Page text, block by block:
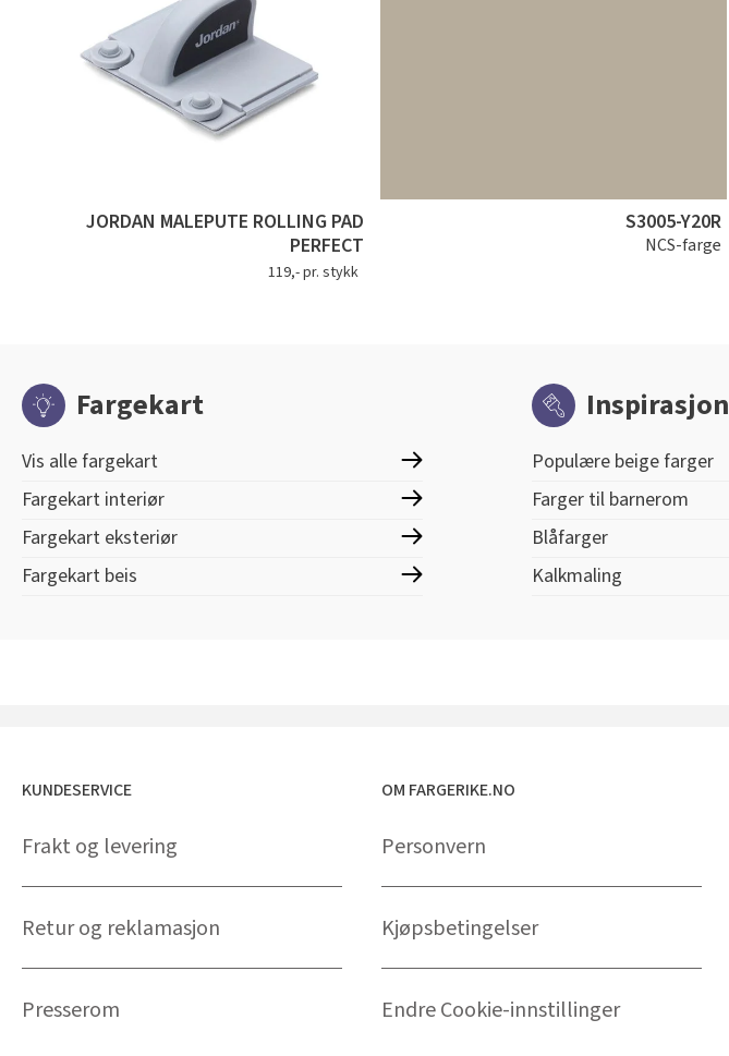
JORDAN MALEPUTE ROLLING PAD
PERFECT
119,- pr. stykk
S3005-Y20R
NCS-farge
Fargekart
Vis alle fargekart
Fargekart interiør
Fargekart eksteriør
Fargekart beis
Inspirasjon
Populære beige farger
Farger til barnerom
Blåfarger
Kalkmaling
KUNDESERVICE
Frakt og levering
Retur og reklamasjon
Presserom
OM FARGERIKE.NO
Personvern
Kjøpsbetingelser
Endre Cookie-innstillinger